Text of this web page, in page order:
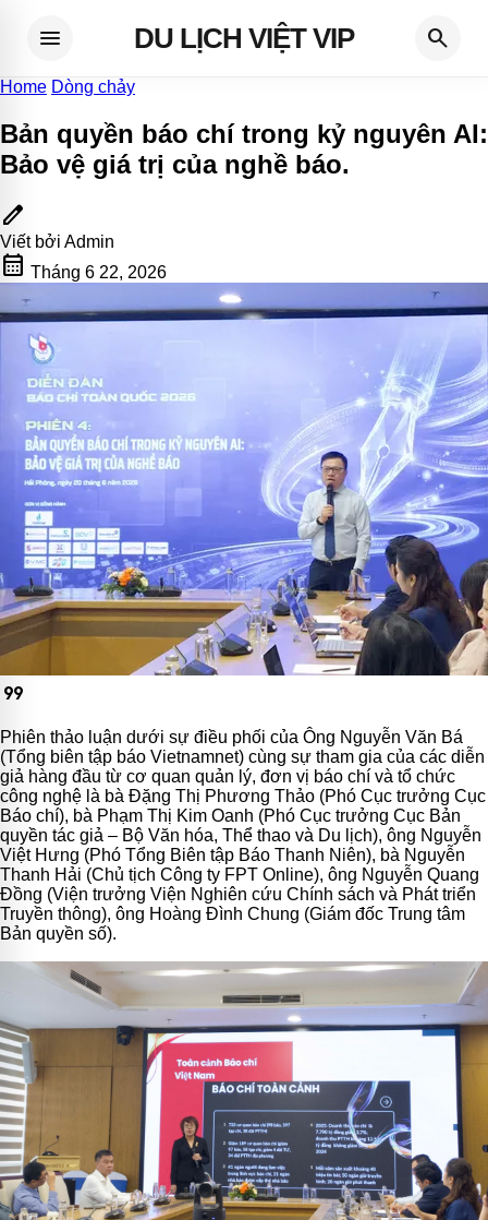
menu DU LỊCH VIỆT VIP search
Home Dòng chảy
Bản quyền báo chí trong kỷ nguyên AI:
Bảo vệ giá trị của nghề báo.
edit
Viết bởi Admin
calendar_month Tháng 6 22, 2026
format_quote
Phiên thảo luận dưới sự điều phối của Ông Nguyễn Văn Bá
(Tổng biên tập báo Vietnamnet) cùng sự tham gia của các diễn
giả hàng đầu từ cơ quan quản lý, đơn vị báo chí và tổ chức
công nghệ là bà Đặng Thị Phương Thảo (Phó Cục trưởng Cục
Báo chí), bà Phạm Thị Kim Oanh (Phó Cục trưởng Cục Bản
quyền tác giả – Bộ Văn hóa, Thể thao và Du lịch), ông Nguyễn
Việt Hưng (Phó Tổng Biên tập Báo Thanh Niên), bà Nguyễn
Thanh Hải (Chủ tịch Công ty FPT Online), ông Nguyễn Quang
Đồng (Viện trưởng Viện Nghiên cứu Chính sách và Phát triển
Truyền thông), ông Hoàng Đình Chung (Giám đốc Trung tâm
Bản quyền số).